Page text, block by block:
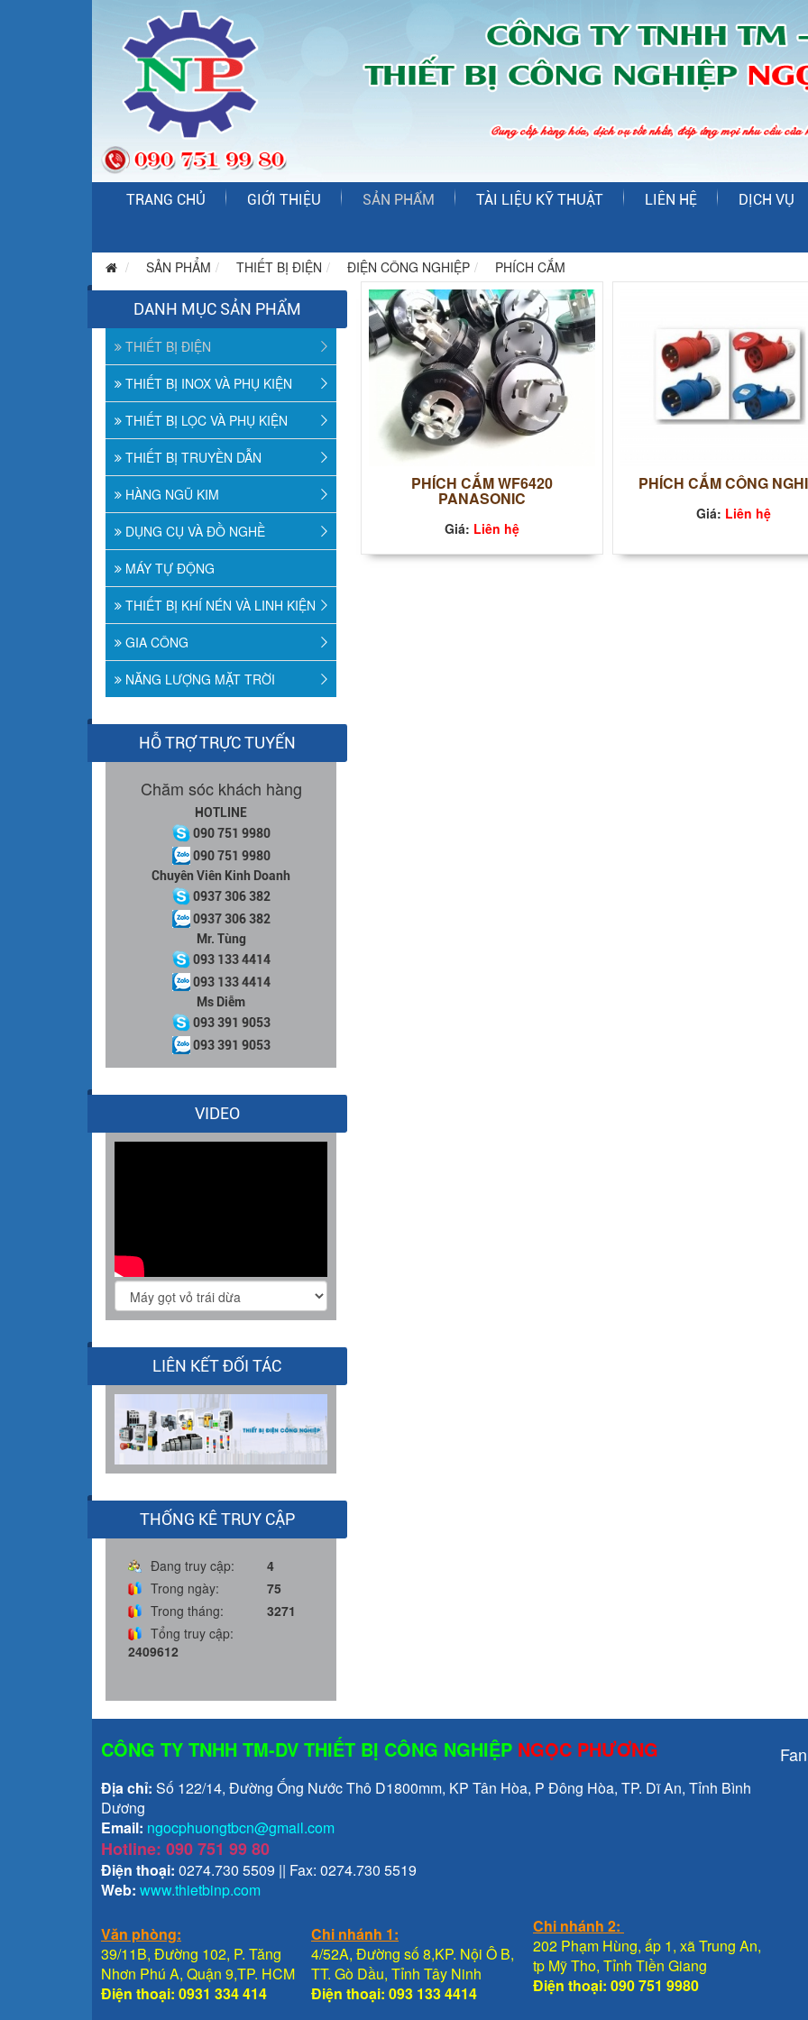
TRANG CHỦ GIỚI THIỆU SẢN PHẨM TÀI LIỆU KỸ THUẬT LIÊN HỆ DỊCH VỤ
SẢN PHẨM THIẾT BỊ ĐIỆN ĐIỆN CÔNG NGHIỆP PHÍCH CẮM
DANH MỤC SẢN PHẨM
THIẾT BỊ ĐIỆN
THIẾT BỊ INOX VÀ PHỤ KIỆN
THIẾT BỊ LỌC VÀ PHỤ KIỆN
THIẾT BỊ TRUYỀN DẪN
HÀNG NGŨ KIM
DỤNG CỤ VÀ ĐỒ NGHỀ
MÁY TỰ ĐỘNG
THIẾT BỊ KHÍ NÉN VÀ LINH KIỆN
GIA CÔNG
NĂNG LƯỢNG MẶT TRỜI
HỖ TRỢ TRỰC TUYẾN
Chăm sóc khách hàng
HOTLINE
090 751 9980
090 751 9980
Chuyên Viên Kinh Doanh
0937 306 382
0937 306 382
Mr. Tùng
093 133 4414
093 133 4414
Ms Diễm
093 391 9053
093 391 9053
VIDEO
LIÊN KẾT ĐỐI TÁC
THỐNG KÊ TRUY CẬP
Đang truy cập:
4
Trong ngày:
75
Trong tháng:
3271
Tổng truy cập:
2409612
PHÍCH CẮM WF6420
PANASONIC
Giá: Liên hệ
PHÍCH CẮM CÔNG
Giá: Liên hệ
CÔNG TY TNHH TM-DV THIẾT BỊ CÔNG NGHIỆP NGỌC PHƯƠNG
Địa chỉ: Số 122/14, Đường Ống Nước Thô D1800mm, KP Tân Hòa, P Đông Hòa, TP. Dĩ An, Tỉnh Bình
Dương
Email: ngocphuongtbcn@gmail.com
Hotline: 090 751 99 80
Điện thoại: 0274.730 5509 || Fax: 0274.730 5519
Web: www.thietbinp.com
Văn phòng:
39/11B, Đường 102, P. Tăng
Nhơn Phú A, Quận 9,TP. HCM
Điện thoại: 0931 334 414
Chi nhánh 1:
4/52A, Đường số 8,KP. Nội Ô B,
TT. Gò Dầu, Tỉnh Tây Ninh
Điện thoại: 093 133 4414
Chi nhánh 2:
202 Phạm Hùng, ấp 1, xã Trung An,
tp Mỹ Tho, Tỉnh Tiền Giang
Điện thoại: 090 751 9980